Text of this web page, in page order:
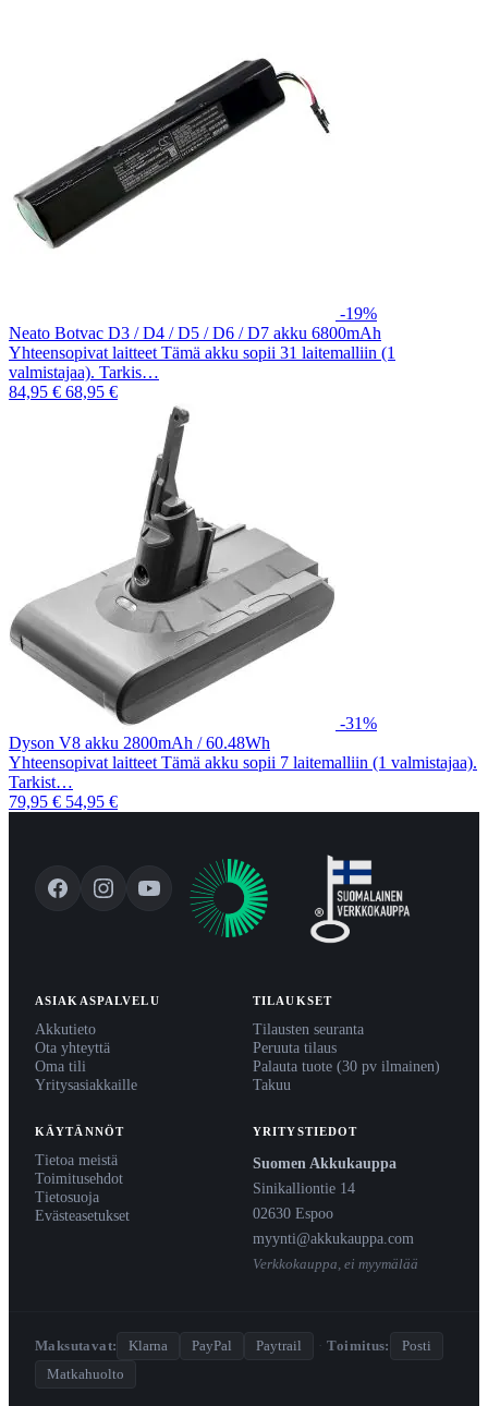
-19%
Neato Botvac D3 / D4 / D5 / D6 / D7 akku 6800mAh
Yhteensopivat laitteet Tämä akku sopii 31 laitemalliin (1
valmistajaa). Tarkis…
84,95 € 68,95 €
-31%
Dyson V8 akku 2800mAh / 60.48Wh
Yhteensopivat laitteet Tämä akku sopii 7 laitemalliin (1 valmistajaa).
Tarkist…
79,95 € 54,95 €
ASIAKASPALVELU
Akkutieto
Ota yhteyttä
Oma tili
Yritysasiakkaille
TILAUKSET
Tilausten seuranta
Peruuta tilaus
Palauta tuote (30 pv ilmainen)
Takuu
KÄYTÄNNÖT
Tietoa meistä
Toimitusehdot
Tietosuoja
Evästeasetukset
YRITYSTIEDOT
Suomen Akkukauppa
Sinikalliontie 14
02630 Espoo
myynti@akkukauppa.com
Verkkokauppa, ei myymälää
Maksutavat: Klarna PayPal Paytrail · Toimitus:
Posti
Matkahuolto